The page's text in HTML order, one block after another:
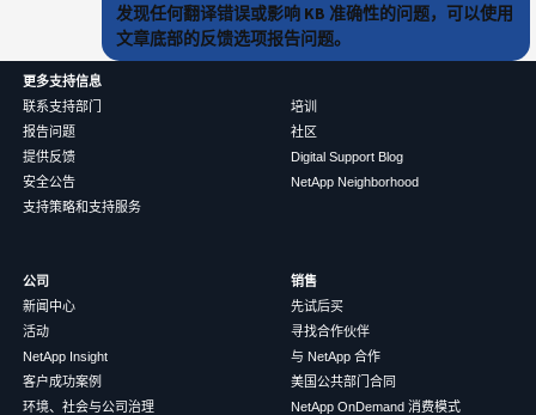
发现任何翻译错误或影响 KB 准确性的问题，可以使用
文章底部的反馈选项报告问题。
更多支持信息
联系支持部门
报告问题
提供反馈
安全公告
支持策略和支持服务
培训
社区
Digital Support Blog
NetApp Neighborhood
公司
新闻中心
活动
NetApp Insight
客户成功案例
环境、社会与公司治理
销售
先试后买
寻找合作伙伴
与 NetApp 合作
美国公共部门合同
NetApp OnDemand 消费模式